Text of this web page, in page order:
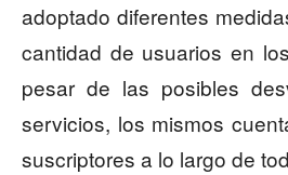
adoptado diferentes
cantidad de usuarios en
pesar de las posibles
servicios, los mismos
suscriptores a lo largo de